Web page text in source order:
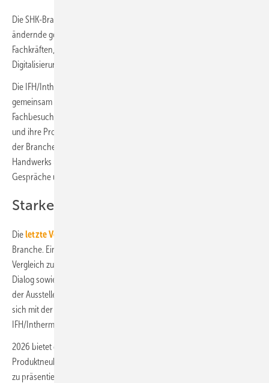
Die SHK-Branche steht vor großen Herausforderungen: sich
ändernde gesetzliche Vorgaben, der Bedarf an gut ausgebildeten
Fachkräften, wachsende Kundenansprüche und die fortschreitende
Digitalisierung erfordern kontinuierliche Anpassungen.
Die IFH/Intherm bietet die Gelegenheit, diese Herausforderungen
gemeinsam anzugehen. Hier haben Aussteller die Möglichkeit, mit
Fachbesuchern in den Dialog zu treten, Trends erlebbar zu machen
und ihre Produkte sowie Lösungen direkt den Entscheidungsträgern
der Branche vorzustellen. Die ausgeprägte Präsenz des SHK-
Handwerks und die hohe Besucherqualität ermöglichen wertvolle
Gespräche und nachhaltige Geschäftskontakte.
Starkes Netzwerk für die Branche
Dieletzte Veranstaltung
Branche. Ein deutliches Wachstum bei Ausstellern und Besuchern im
Vergleich zur Vorveranstaltung bestätigte, wie essenziell der direkte
Dialog sowie Live-Demonstrationen für das Fachhandwerk sind. 96 %
der Aussteller knüpften neue Geschäftsbeziehungen, 98 % zeigten
sich mit der Besucherqualität zufrieden, und 97 % empfehlen die
IFH/Intherm weiter.
2026 bietet die IFH/Intherm eine besondere Bühne, um
Produktneuheiten, Innovationen und Trends vor dme Fachpublikum
zu präsentieren. Die Jubiläumsausgabe ist damit nicht nur eine Feier